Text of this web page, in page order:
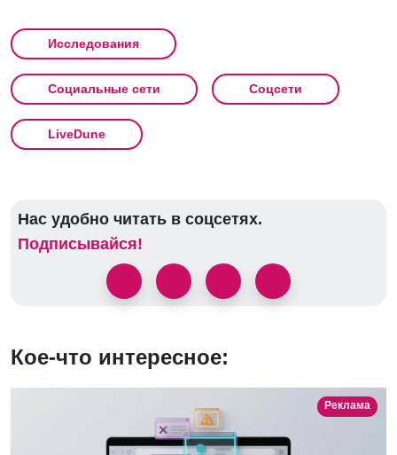
Исследования
Социальные сети Соцсети
LiveDune
Нас удобно читать в соцсетях.
Подписывайся!
Кое-что интересное:
Реклама